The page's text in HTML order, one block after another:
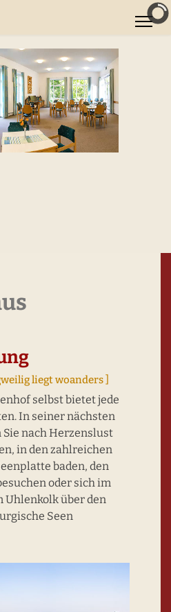
woanders ]
selbst bietet jede
In seiner nächsten
nach Herzenslust
in den zahlreichen
baden, den
oder sich im
über den
Seen